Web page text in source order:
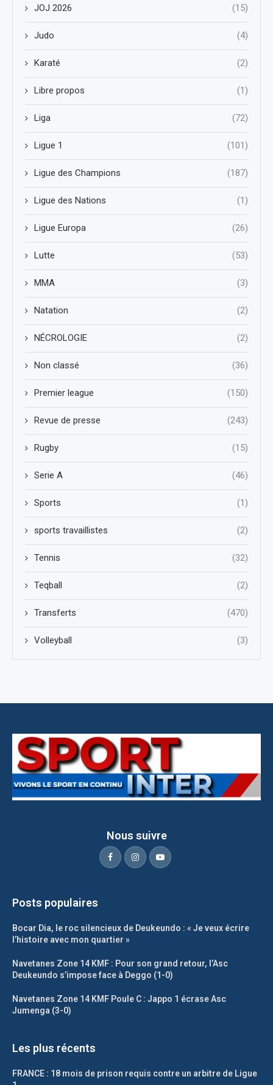
JOJ 2026 (15)
Judo (4)
Karaté (2)
Libre propos (1)
Liga (72)
Ligue 1 (101)
Ligue des Champions (187)
Ligue des Nations (1)
Ligue Europa (26)
Lutte (53)
MMA (3)
Natation (2)
NÉCROLOGIE (2)
Non classé (36)
Premier league (150)
Revue de presse (243)
Rugby (15)
Serie A (46)
Sports (1)
sports travaillistes (2)
Tennis (32)
Teqball (2)
Transferts (470)
Volleyball (3)
Nous suivre
Posts populaires
Bocar Dia, le roc silencieux de Deukeundo : « Je veux écrire
l’histoire avec mon quartier »
Navetanes Zone 14 KMF : Pour son grand retour, l’Asc
Deukeundo s’impose face à Deggo (1-0)
Navetanes Zone 14 KMF Poule C : Jappo 1 écrase Asc
Jumenga (3-0)
Les plus récents
FRANCE : 18 mois de prison requis contre un arbitre de Ligue